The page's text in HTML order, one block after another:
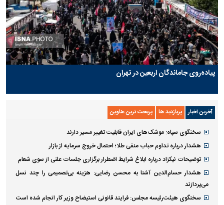
پیاده‌روی جاماندگان اربعین در تهران
آخرین اخبار پربازدید ها پربحث ترین عناوین
سخنگوی سپاه: موشک‌های ایران قابلیت تغییر مسیر دارند
هشدار درباره تداوم حباب منفی طلا؛ احتمال خروج سرمایه از بازار
توضیحات نیکزاد درباره ابلاغ شرایط اضطرار برگزاری جلسات علنی از سوی شعام
هشدار حسام‌الدین آشنا به محسن رضایی: هزینه بی‌تصمیمی را چند نسل
می‌پردازند
سخنگوی هیئت‌رئیسه مجلس: فرایند قانونی استیضاح وزیر کار انجام شده است